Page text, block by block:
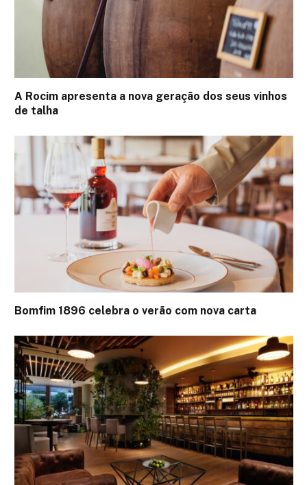
A Rocim apresenta a nova geração dos seus vinhos
de talha
Bomfim 1896 celebra o verão com nova carta